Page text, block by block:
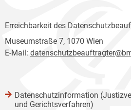
Erreichbarkeit des
Museumstraße 7, 1070 Wien
E-Mail:
Datenschutzinformation
und Gerichtsverfahren)